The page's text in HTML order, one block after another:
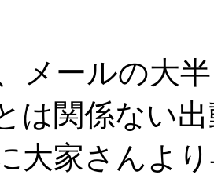
メールの大
は関係ない
大家さんよ